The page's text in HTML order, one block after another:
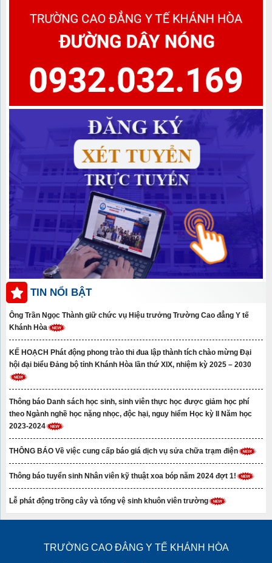
cấp văn bằng 2 Khóa học 2022-2024, Khóa học 2023-2025
TIN NỔI BẬT
Ông Trần Ngọc Thành giữ chức vụ Hiệu trưởng Trường Cao đẳng Y tế
Khánh Hòa
KẾ HOẠCH Phát động phong trào thi đua lập thành tích chào mừng Đại
hội đại biểu Đảng bộ tỉnh Khánh Hòa lần thứ XIX, nhiệm kỳ 2025 – 2030
Thông báo Danh sách học sinh, sinh viên thực học được giảm học phí
theo Ngành nghề học nặng nhọc, độc hại, nguy hiểm Học kỳ II Năm học
2023-2024
THÔNG BÁO Về việc cung cấp báo giá dịch vụ sửa chữa trạm điện
Thông báo tuyển sinh Nhân viên kỹ thuật xoa bóp năm 2024 đợt 1!
Lễ phát động trồng cây và tổng vệ sinh khuôn viên trường
TRƯỜNG CAO ĐẲNG Y TẾ KHÁNH HÒA